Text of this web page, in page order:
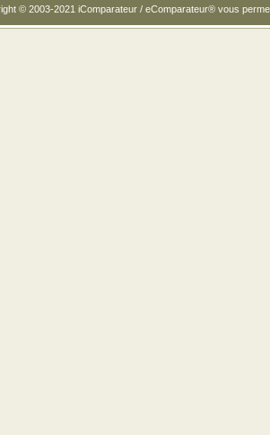
© 2003-2021 iComparateur / eComparateur® vous